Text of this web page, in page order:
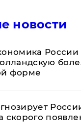
новости
России
форме
скорого